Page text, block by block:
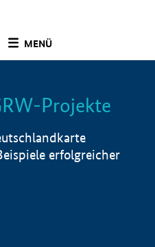
MENÜ
Info
Projekte
erfolgreicher